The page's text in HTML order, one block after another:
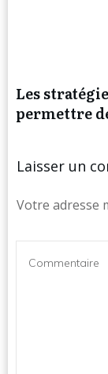
Les
permettre
Laisser un
Votre adresse